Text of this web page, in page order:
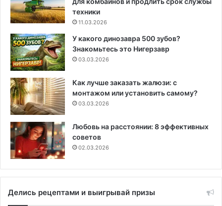
техники
11.03.2026
У какого динозавра 500 зубов?
Знакомьтесь это Нигерзавр
03.03.2026
Как лучше заказать жалюзи: с
монтажом или установить самому?
03.03.2026
Любовь на расстоянии: 8 эффективных
советов
02.03.2026
Делись рецептами и выигрывай призы